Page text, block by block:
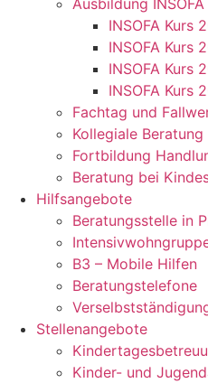
Ausbildung INSOFA
INSOFA Kurs
INSOFA Kurs
INSOFA Kurs
INSOFA Kurs
Fachtag und
Kollegiale Beratung
Fortbildung
Beratung bei
Hilfsangebote
Beratungsstelle in
B3 – Mobile Hilfen
Beratungstelefone
Stellenangebote
Kinder- und